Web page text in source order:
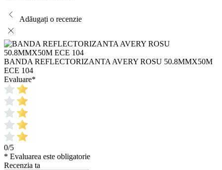
Adăugați o recenzie
BANDA REFLECTORIZANTA AVERY ROSU 50.8MMX50M
ECE 104
Evaluare*
0/5
* Evaluarea este obligatorie
Recenzia ta